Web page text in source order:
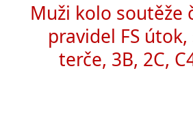
Muži kolo soutěže
pravidel FS
terče, 3B, 2C,